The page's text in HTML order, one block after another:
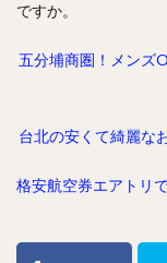
ですか。
五分埔商圏！メンズ
台北の安くて綺麗な
格安航空券エアトリ